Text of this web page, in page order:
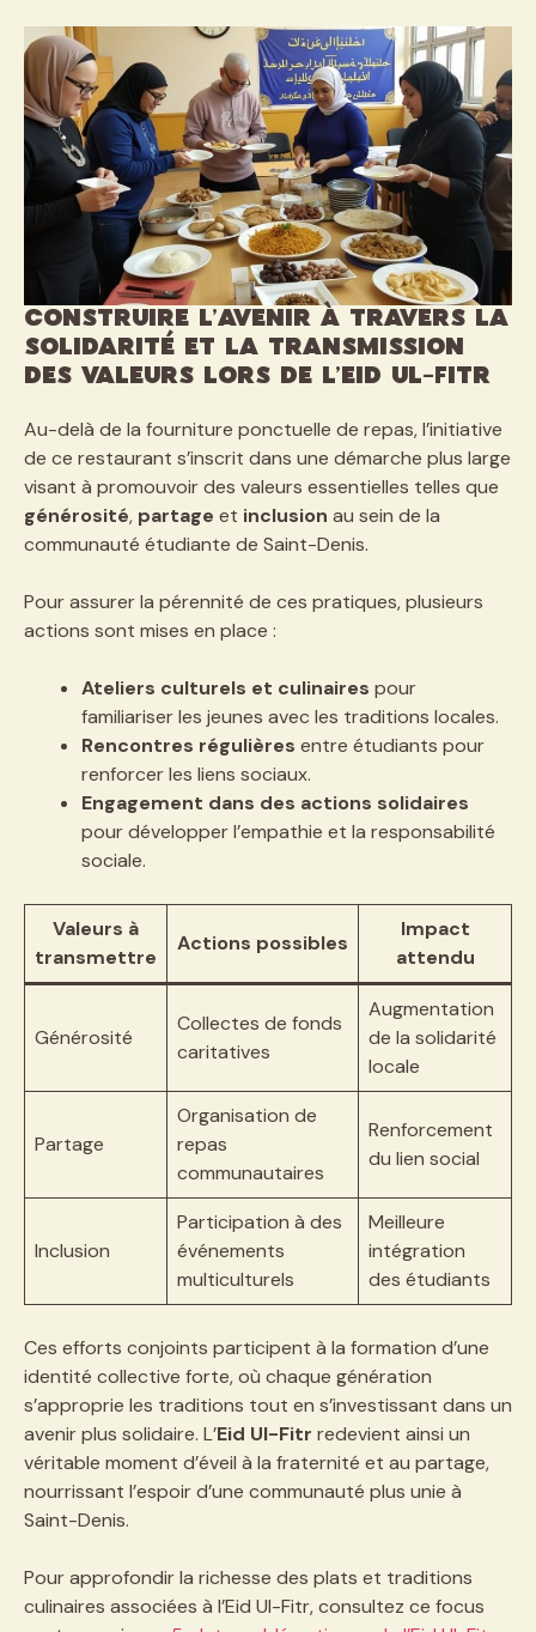
Construire l’avenir à travers la
solidarité et la transmission
des valeurs lors de l’Eid Ul-Fitr
Au-delà de la fourniture ponctuelle de repas, l’initiative
de ce restaurant s’inscrit dans une démarche plus large
visant à promouvoir des valeurs essentielles telles que
générosité, partage et inclusion au sein de la
communauté étudiante de Saint-Denis.
Pour assurer la pérennité de ces pratiques, plusieurs
actions sont mises en place :
Ateliers culturels et culinaires pour
familiariser les jeunes avec les traditions locales.
Rencontres régulières entre étudiants pour
renforcer les liens sociaux.
Engagement dans des actions solidaires
pour développer l’empathie et la responsabilité
sociale.
Valeurs à
transmettre
Actions possibles
Impact
attendu
Générosité
Collectes de fonds
caritatives
Augmentation
de la solidarité
locale
Partage
Organisation de
repas
communautaires
Renforcement
du lien social
Inclusion
Participation à des
événements
multiculturels
Meilleure
intégration
des étudiants
Ces efforts conjoints participent à la formation d’une
identité collective forte, où chaque génération
s’approprie les traditions tout en s’investissant dans un
avenir plus solidaire. L’Eid Ul-Fitr redevient ainsi un
véritable moment d’éveil à la fraternité et au partage,
nourrissant l’espoir d’une communauté plus unie à
Saint-Denis.
Pour approfondir la richesse des plats et traditions
culinaires associées à l’Eid Ul-Fitr, consultez ce focus